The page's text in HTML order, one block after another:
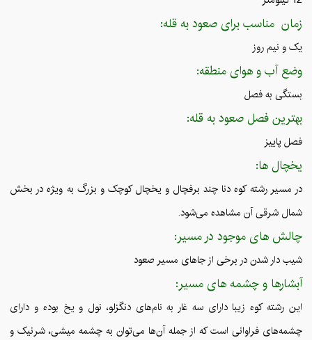
زمان مناسب برای صعود به قله:
یک و نیم روز
وضع آب و هوای منطقه:
بستگی به فصل
بهترین فصل صعود به قله:
فصل پاییز
یخچال ها:
در مسیر رشته کوه دنا چند برفچال و یخچال کوچک و بزرگ به ویژه در بخش
شمال شرقی آن مشاهده می‌شود.
چالش های موجود در مسیر:
شیب دار شدن در برخی از جاهای مسیر صعود
آبشارها و چشمه های مسیر:
این رشته کوه زیبا دارای سه غار به نام‌های دنگزلو، نول و یخ بوده و دارای
چشمه‌های فراوانی است که از جمله آن‌ها می‌توان به چشمه میشی، شرنیک و